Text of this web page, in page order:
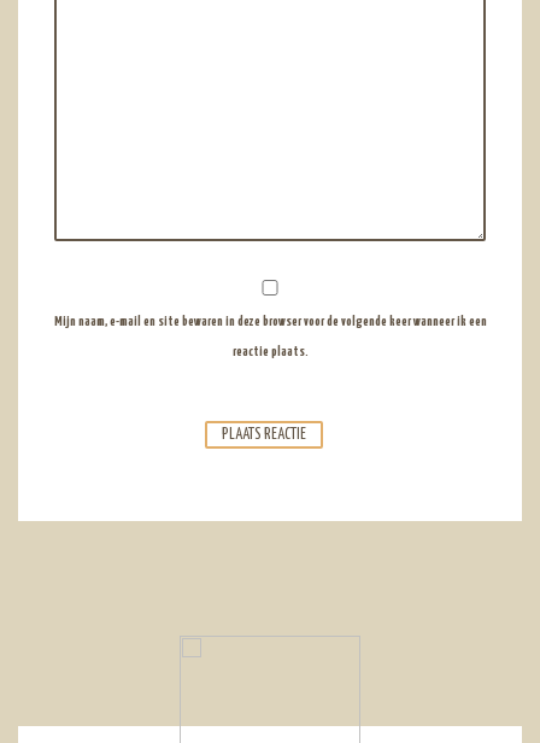
Mijn naam, e-mail en site bewaren in deze browser voor de volgende keer wanneer ik een
reactie plaats.